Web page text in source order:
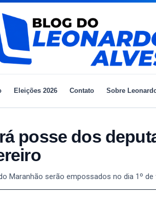
Eleições 2026 Contato Sobre
posse dos
Maranhão serão empossados no dia 1º